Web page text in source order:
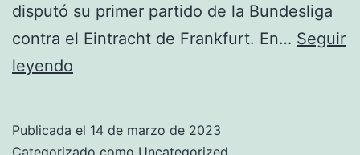
disputó su primer partido de la Bundesliga
contra el Eintracht de Frankfurt. En… Seguir
leyendo
dortmund
Publicada el 14 de marzo de 2023
Categorizado como Uncategorized